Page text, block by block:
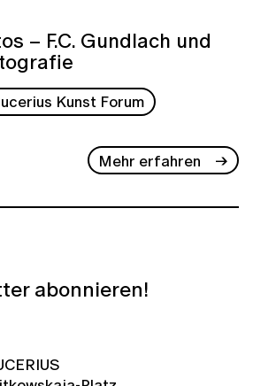
– F.C. Gundlach und
Kunst Forum
Mehr erfahren
abonnieren!